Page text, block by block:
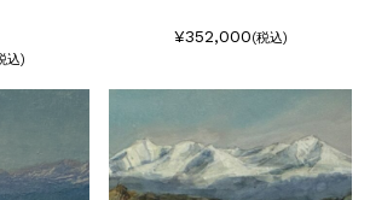
込)
¥352,000(税込)